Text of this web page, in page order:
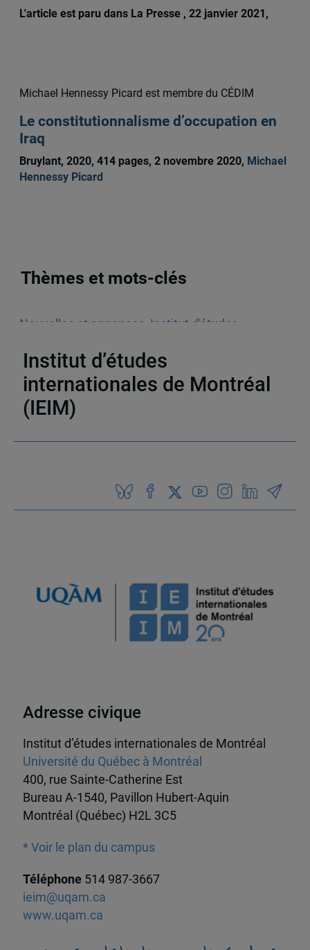
L'article est paru dans La Presse , 22 janvier 2021,
Michael Hennessy Picard est membre du CÉDIM
Le constitutionnalisme d’occupation en
Iraq
Bruylant, 2020, 414 pages, 2 novembre 2020, Michael
Hennessy Picard
Thèmes et mots-clés
Nouvelles et annonces Institut d'études
Institut d’études
internationales de Montréal
(IEIM)
Adresse civique
Institut d’études internationales de Montréal
Université du Québec à Montréal
400, rue Sainte-Catherine Est
Bureau A-1540, Pavillon Hubert-Aquin
Montréal (Québec) H2L 3C5
* Voir le plan du campus
Téléphone 514 987-3667
ieim@uqam.ca
www.uqam.ca